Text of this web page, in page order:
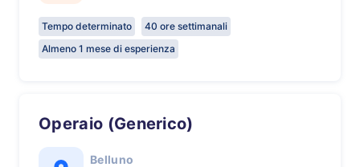
Tempo determinato
40 ore settimanali
Almeno 1 mese di esperienza
Operaio (Generico)
Belluno